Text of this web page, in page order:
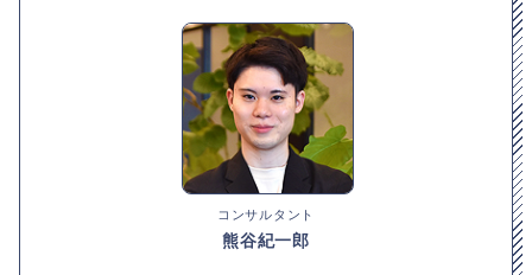
コンサルタント
熊谷紀一郎